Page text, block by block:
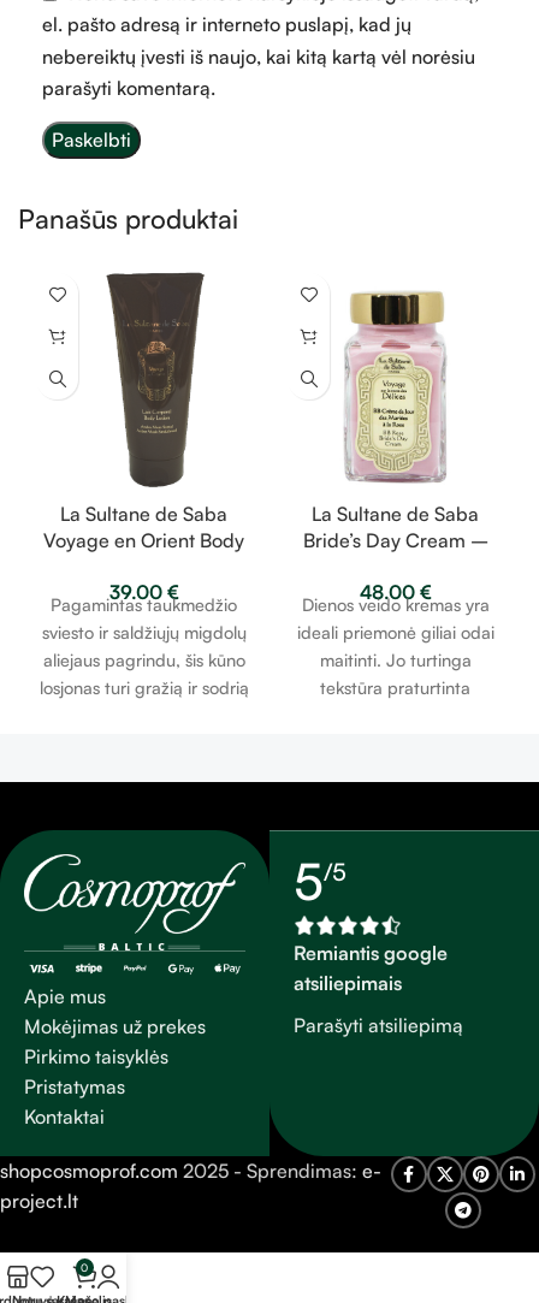
el. pašto adresą ir interneto puslapį, kad jų
nebereiktų įvesti iš naujo, kai kitą kartą vėl norėsiu
parašyti komentarą.
Panašūs produktai
La Sultane de Saba
Voyage en Orient Body
muskusas, santalmedis
– kūno losjonas 200ml
39.00 €
Pagamintas taukmedžio
sviesto ir saldžiųjų migdolų
aliejaus pagrindu, šis kūno
losjonas turi gražią ir sodrią
sluoksnių hidratacija
La Sultane de Saba
Bride’s Day Cream –
jaunosios BB kremas
48.00 €
Dienos veido kremas yra
ideali priemonė giliai odai
maitinti. Jo turtinga
tekstūra praturtinta
(Blemish Balm) yra skirtas
trūkumus, išlyginti odos
toną. Odos spalva tampa
lygi ir spindinti.
Apie mus
Mokėjimas už prekes
Pirkimo taisyklės
Pristatymas
Kontaktai
5/5
Remiantis google
atsiliepimais
Parašyti atsiliepimą
shopcosmoprof.com 2025 - Sprendimas: e-
project.lt
0